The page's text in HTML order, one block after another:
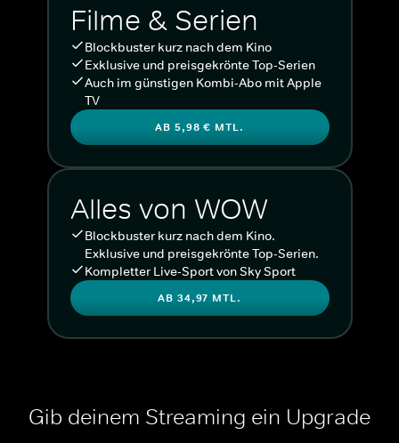
Filme & Serien
Blockbuster kurz nach dem Kino
Exklusive und preisgekrönte Top-Serien
Auch im günstigen Kombi-Abo mit Apple
TV
AB 5,98 € MTL.
Alles von WOW
Blockbuster kurz nach dem Kino.
Exklusive und preisgekrönte Top-Serien.
Kompletter Live-Sport von Sky Sport
AB 34,97 MTL.
Gib deinem Streaming ein Upgrade